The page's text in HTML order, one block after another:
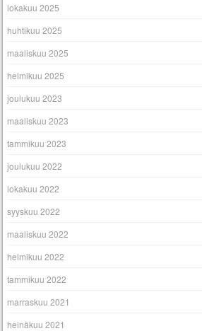
lokakuu 2025
huhtikuu 2025
maaliskuu 2025
helmikuu 2025
joulukuu 2023
maaliskuu 2023
tammikuu 2023
joulukuu 2022
lokakuu 2022
syyskuu 2022
maaliskuu 2022
helmikuu 2022
tammikuu 2022
marraskuu 2021
heinäkuu 2021